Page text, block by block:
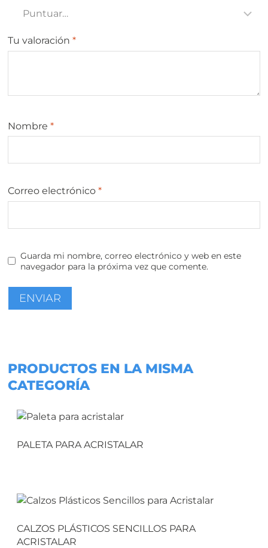
Tu valoración *
Nombre *
Correo electrónico *
Guarda mi nombre, correo electrónico y web en este
navegador para la próxima vez que comente.
PRODUCTOS EN LA MISMA
CATEGORÍA
PALETA PARA ACRISTALAR
CALZOS PLÁSTICOS SENCILLOS PARA
ACRISTALAR